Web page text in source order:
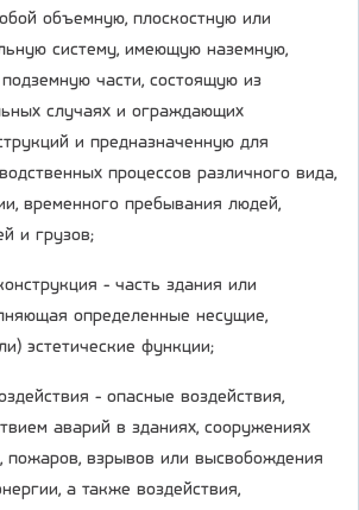
объемную, плоскостную или
систему, имеющую наземную,
части, состоящую из
случаях и ограждающих
и предназначенную для
процессов различного вида,
временного пребывания людей,
и грузов;
- часть здания или
определенные несущие,
эстетические функции;
- опасные воздействия,
аварий в зданиях, сооружениях
пожаров, взрывов или высвобождения
а также воздействия,